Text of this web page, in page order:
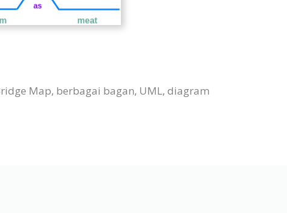
Map, berbagai bagan, UML, diagram